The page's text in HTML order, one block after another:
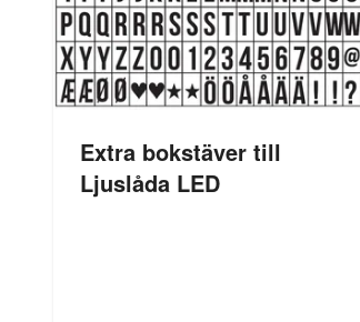
Extra bokstäver till
Ljuslåda LED